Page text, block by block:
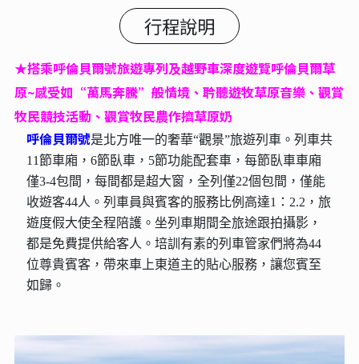
行程說明
★搭乘呼倫貝爾號旅遊專列及越野車深度遊覽呼倫貝爾草
原~感受如“萬馬奔騰”般情境、耹聽遊牧草原音樂、觀賞
牧民競技活動、觀賞牧民農作擠草原奶
呼倫貝爾號是北方唯一的奢華“觀景”旅遊列車。列車共
11節車廂，6節臥車，5節功能配套車，每節臥車車廂
僅3-4包間，每間都是超大窗，全列僅22個包間，僅能
收遊客44人。列車員與賓客的服務比例高達1：2.2，旅
遊度假大使全程陪護。坐列車期間全旅途跟拍攝影，
都是免費提供給客人。培訓有素的列車管家們將為44
位尊貴賓客，帶來車上東道主的貼心服務，讓您賓至
如歸。